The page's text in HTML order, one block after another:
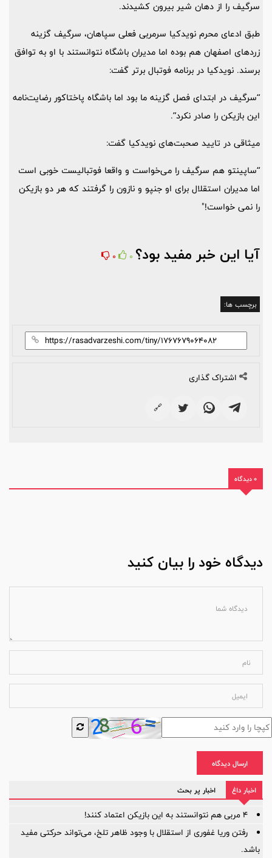
سرگیف را از دهان شیر بیرون کشیدند.
طبق ادعای محرم نویدکیا سرمربی فعلی سپاهان، سرگیف گزینه
زردهای اصفهان هم بوده اما مدیران باشگاه نتوانستند با او به توافق
برسند. نویدکیا در برنامه فوتبال برتر گفت:
“سرگیف در ابتدای فصل گزینه ما بود اما باشگاه پاختاکور رضایت‌نامه
این بازیکن را صادر نکرد”.
میثاقی در تایید صحبت‌های نویدکیا گفت:
“ساپینتو هم سرگیف را می‌خواست و واقعا فوتبالیست خوبی است
اما مدیران استقلال برای او جنپو و نازون را گرفتند که هر دو بازیکن
را نمی خواست!"
آیا این خبر مفید بود؟ 0
0
برچسب ها:
اشتراک گذاری
🔗
0 دیدگاه
دیدگاه خود را بیان کنید
ارسال دیدگاه
اخبار داغ اخبار پر بحث
۴ مربی هم نتوانستند به این بازیکن اعتماد کنند!
رفتن وریا غفوری از استقلال با وجود ظاهر تلخ، می‌تواند حرکتی مفید
باشد.